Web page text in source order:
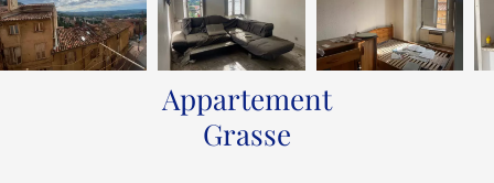
Appartement
Grasse